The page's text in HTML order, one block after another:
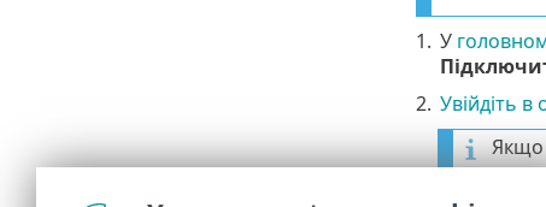
1. У
2. Увійдіть в
Якщо